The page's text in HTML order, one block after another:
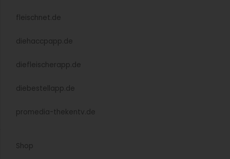
fleischnet.de
diehaccpapp.de
diefleischerapp.de
diebestellapp.de
promedia-thekentv.de
Shop